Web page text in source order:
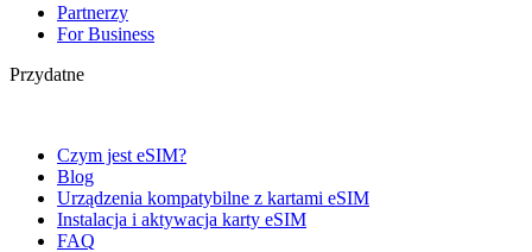
Partnerzy
For Business
Przydatne
Czym jest eSIM?
Blog
Urządzenia kompatybilne z kartami eSIM
Instalacja i aktywacja karty eSIM
FAQ